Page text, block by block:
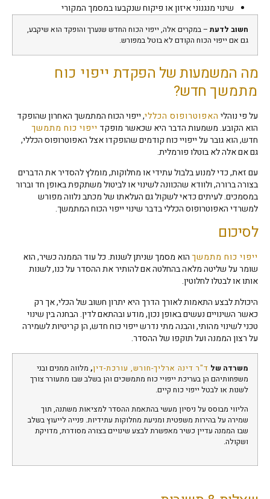
שינוי מנגנוני איזון או פיקוח שנקבעו במסמך המקורי
חשוב לדעת– במקרים אלה, ייפוי הכוח החדש שנערך והופקד הוא שיקבע,
גם אם ייפוי הכוח הקודם לא בוטל במפורש.
מה המשמעות של הפקדתייפוי כוח
מתמשךחדש?
על פי נוהליהאפוטרופוס הכללי, ייפוי הכוח המתמשך האחרון שהופקד
הוא הקובע. משמעות הדבר היא שכאשר מופקדייפוי כוח מתמשך
חדש, הוא גובר על ייפויי כוח קודמים שהופקדו אצל האפוטרופוס הכללי,
גם אם אלה לא בוטלו פורמלית.
עם זאת, כדי למנוע בלבול עתידי או מחלוקות, מומלץ להסדיר את הדברים
בצורה ברורה, ולוודא שהכוונה לשינוי או לביטול משתקפת באופן חד וברור
במסמכים. לעיתים כדאי לשקול גם העלאתו של מכתב נלווה מפורש
למשרדי האפוטרופוס הכללי בדבר שינוי ייפוי הכוח המתמשך.
לסיכום
ייפוי כוח מתמשךהוא מסמך שניתן לשנות. כל עוד הממנה כשיר, הוא
שומר על שליטה מלאה בהחלטה אם להותיר את ההסדר על כנו, לשנות
אותו או לבטלו לחלוטין.
היכולת לבצע התאמות לאורך הדרך היא יתרון חשוב של הכלי, אך רק
כאשר השינויים נעשים באופן נכון, מודע ובהתאם לדין. הבחנה בין שינוי
טכני לשינוי מהותי, והבנה מתי נדרש ייפוי כוח חדש, הן קריטיות לשמירה
על רצון הממנה ועל תוקפו של ההסדר.
משרדה שלד"ר דינה ארליך-חורש, עורכת-דין,מלווה ממנים ובני
משפחותיהם הן בעריכת ייפויי כוח מתמשכים והן בשלב שבו מתעורר צורך
לשנות או לבטל ייפוי כוח קיים.
הליווי מבוסס על ניסיון מעשי בהתאמת ההסדר למציאות משתנה, תוך
שמירה על בהירות משפטית ומניעת מחלוקות עתידיות. פנייה לייעוץ בשלב
שבו הממנה עדיין כשיר מאפשרת לבצע שינויים בצורה מסודרת, מדויקת
ושקולה.